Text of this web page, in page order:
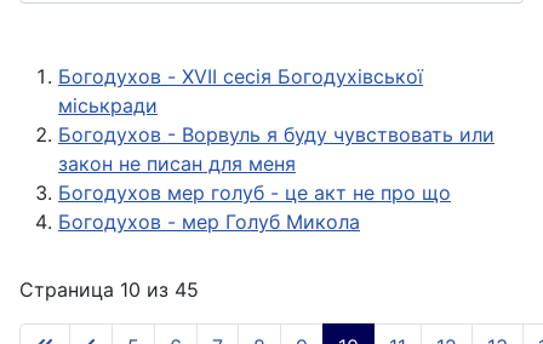
Богодухов - XVII сесія Богодухівської
міськради
Богодухов - Ворвуль я буду чувствовать или
закон не писан для меня
Богодухов мер голуб - це акт не про що
Богодухов - мер Голуб Микола
Страница 10 из 45